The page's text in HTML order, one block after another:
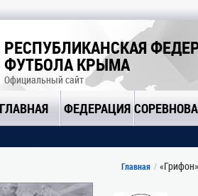
РЕСПУБЛИКАНСКАЯ
ФУТБОЛА КРЫМА
Официальный сайт
ГЛАВНАЯ ФЕДЕРАЦИЯ
Главная